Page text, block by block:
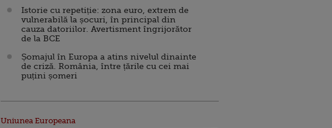
Istorie cu repetiție: zona euro, extrem de
vulnerabilă la șocuri, în principal din
cauza datoriilor. Avertisment îngrijorător
de la BCE
Șomajul în Europa a atins nivelul dinainte
de criză. România, între țările cu cei mai
puțini șomeri
Uniunea Europeana